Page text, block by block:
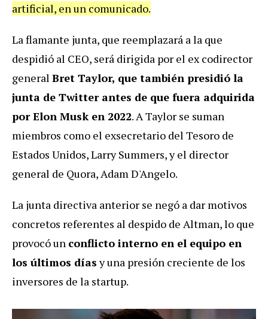
artificial, en un comunicado.
La flamante junta, que reemplazará a la que
despidió al CEO, será dirigida por el ex codirector
general Bret Taylor, que también presidió la
junta de Twitter antes de que fuera adquirida
por Elon Musk en 2022. A Taylor se suman
miembros como el exsecretario del Tesoro de
Estados Unidos, Larry Summers, y el director
general de Quora, Adam D'Angelo.
La junta directiva anterior se negó a dar motivos
concretos referentes al despido de Altman, lo que
provocó un conflicto interno en el equipo en
los últimos díasy una presión creciente de los
inversores de la startup.